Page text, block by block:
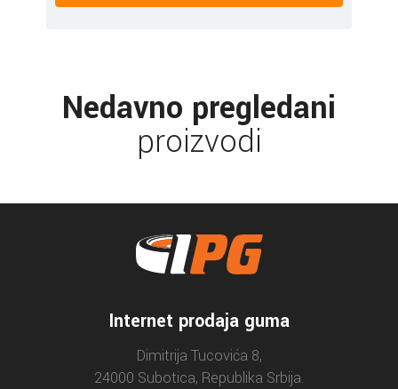
Nedavno pregledani
proizvodi
Internet prodaja guma
Dimitrija Tucovića 8,
24000 Subotica, Republika Srbija.